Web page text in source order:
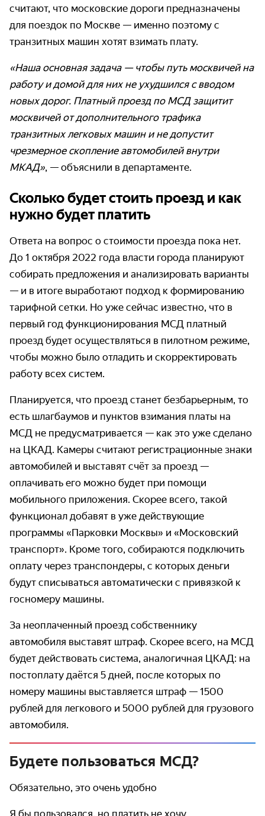
считают, что московские дороги предназначены
для поездок по Москве — именно поэтому с
транзитных машин хотят взимать плату.
«Наша основная задача — чтобы путь москвичей на
работу и домой для них не ухудшился с вводом
новых дорог. Платный проезд по МСД защитит
москвичей от дополнительного трафика
транзитных легковых машин и не допустит
чрезмерное скопление автомобилей внутри
МКАД», — объяснили в департаменте.
Сколько будет стоить проезд и как
нужно будет платить
Ответа на вопрос о стоимости проезда пока нет.
До 1 октября 2022 года власти города планируют
собирать предложения и анализировать варианты
— и в итоге выработают подход к формированию
тарифной сетки. Но уже сейчас известно, что в
первый год функционирования МСД платный
проезд будет осуществляться в пилотном режиме,
чтобы можно было отладить и скорректировать
работу всех систем.
Планируется, что проезд станет безбарьерным, то
есть шлагбаумов и пунктов взимания платы на
МСД не предусматривается — как это уже сделано
на ЦКАД. Камеры считают регистрационные знаки
автомобилей и выставят счёт за проезд —
оплачивать его можно будет при помощи
мобильного приложения. Скорее всего, такой
функционал добавят в уже действующие
программы «Парковки Москвы» и «Московский
транспорт». Кроме того, собираются подключить
оплату через транспондеры, с которых деньги
будут списываться автоматически с привязкой к
госномеру машины.
За неоплаченный проезд собственнику
автомобиля выставят штраф. Скорее всего, на МСД
будет действовать система, аналогичная ЦКАД: на
постоплату даётся 5 дней, после которых по
номеру машины выставляется штраф — 1500
рублей для легкового и 5000 рублей для грузового
автомобиля.
Будете пользоваться МСД?
Обязательно, это очень удобно